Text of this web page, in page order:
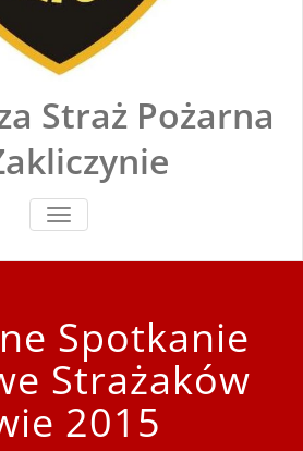
Straż Pożarna
TOGGLE
NAVIGATION
Spotkanie
Strażaków
2015